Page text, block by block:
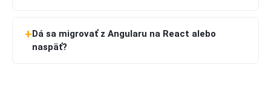
Dá sa migrovať z Angularu na React alebo
naspäť?